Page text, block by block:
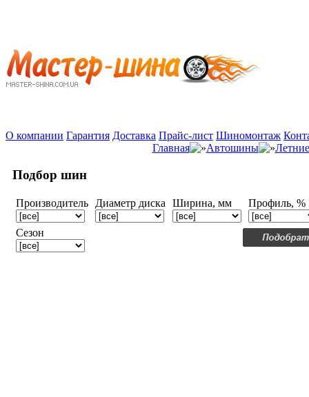
О компании Гарантия Доставка Прайс-лист Шиномонтаж
Главная
Автошины Летние
Подбор шин
Производитель Диаметр диска Ширина, мм Профиль, %
Сезон